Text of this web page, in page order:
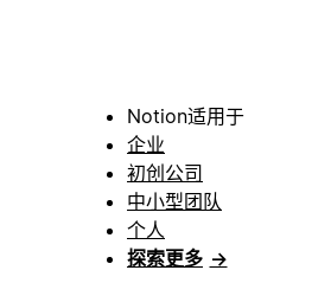
Notion适用于
企业
初创公司
中小型团队
个人
探索更多 →